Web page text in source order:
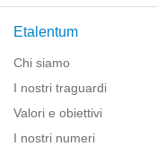
Etalentum
Chi siamo
I nostri traguardi
Valori e obiettivi
I nostri numeri